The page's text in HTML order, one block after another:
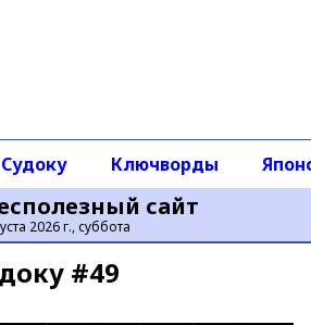
сайт
2026 г., суббота
Судоку Ключворды
#49